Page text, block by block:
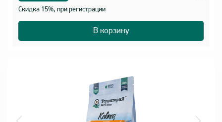
Скидка 15%, при регистрации
В корзину